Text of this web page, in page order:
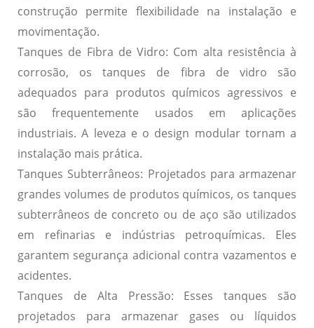
construção permite flexibilidade na instalação e
movimentação.
Tanques de Fibra de Vidro: Com alta resistência à
corrosão, os tanques de fibra de vidro são
adequados para produtos químicos agressivos e
são frequentemente usados em aplicações
industriais. A leveza e o design modular tornam a
instalação mais prática.
Tanques Subterrâneos: Projetados para armazenar
grandes volumes de produtos químicos, os tanques
subterrâneos de concreto ou de aço são utilizados
em refinarias e indústrias petroquímicas. Eles
garantem segurança adicional contra vazamentos e
acidentes.
Tanques de Alta Pressão: Esses tanques são
projetados para armazenar gases ou líquidos